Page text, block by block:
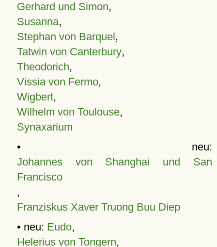
Gerhard und Simon,
Susanna,
Stephan von Barquel,
Tatwin von Canterbury,
Theodorich,
Vissia von Fermo,
Wigbert,
Wilhelm von Toulouse,
Synaxarium
• neu:
Johannes von Shanghai und San
Francisco
,
Franziskus Xaver Truong Buu Diep
• neu: Eudo,
Helerius von Tongern,